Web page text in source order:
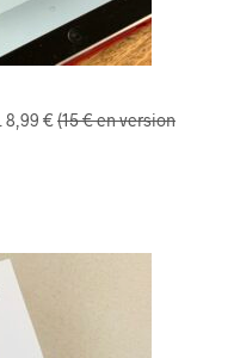
. 8,99 €(15 € en version